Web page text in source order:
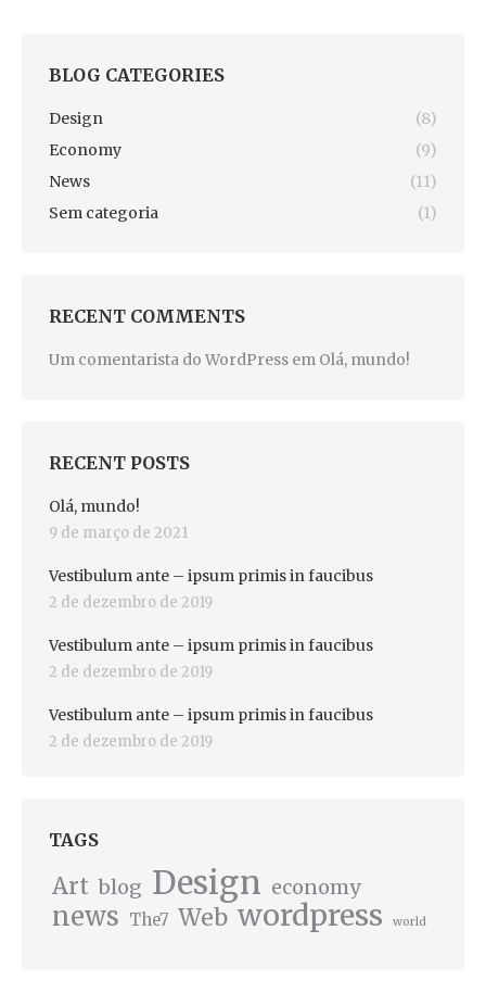
BLOG CATEGORIES
Design
(8)
Economy
(9)
News
(11)
Sem categoria
(1)
RECENT COMMENTS
Um comentarista do WordPress em Olá, mundo!
RECENT POSTS
Olá, mundo!
9 de março de 2021
Vestibulum ante – ipsum primis in faucibus
2 de dezembro de 2019
Vestibulum ante – ipsum primis in faucibus
2 de dezembro de 2019
Vestibulum ante – ipsum primis in faucibus
2 de dezembro de 2019
TAGS
Art blog Design economy
news The7 Web wordpress world